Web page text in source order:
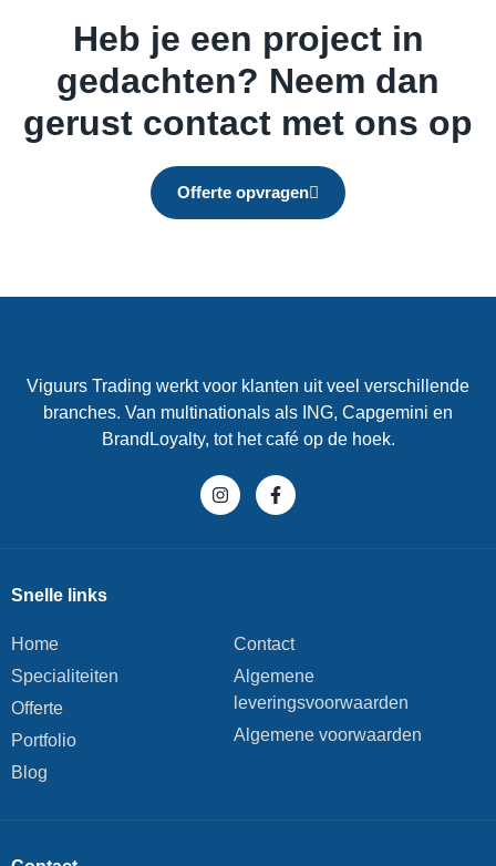
Heb je een project in
gedachten? Neem dan
gerust contact met ons op
Offerte opvragen
Snelle links
Home
Specialiteiten
Offerte
Portfolio
Blog
Contact
Algemene
leveringsvoorwaarden
Algemene voorwaarden
Viguurs Trading werkt voor klanten uit veel verschillende
branches. Van multinationals als ING, Capgemini en
BrandLoyalty, tot het café op de hoek.